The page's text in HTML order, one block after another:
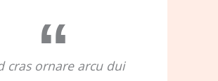
cras ornare arcu dui